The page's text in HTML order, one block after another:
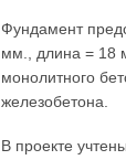
Фундамент
мм., длина = 18
монолитного
железобетона.
В проекте